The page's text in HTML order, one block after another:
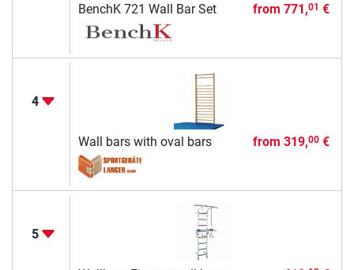
BenchK 721 Wall Bar Set from 771,01 €
4
Wall bars with oval bars from 319,00€
5